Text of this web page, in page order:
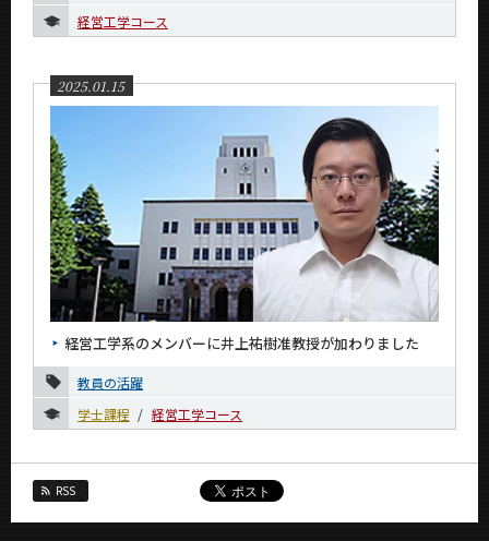
経営工学コース
2025.01.15
経営工学系のメンバーに井上祐樹准教授が加わりました
教員の活躍
学士課程
経営工学コース
RSS